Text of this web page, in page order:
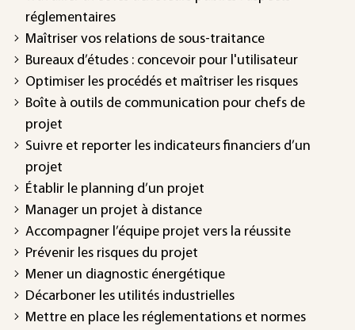
réglementaires
Maîtriser vos relations de sous-traitance
Bureaux d’études : concevoir pour l'utilisateur
Optimiser les procédés et maîtriser les risques
Boîte à outils de communication pour chefs de
projet
Suivre et reporter les indicateurs financiers d’un
projet
Établir le planning d’un projet
Manager un projet à distance
Accompagner l’équipe projet vers la réussite
Prévenir les risques du projet
Mener un diagnostic énergétique
Décarboner les utilités industrielles
Mettre en place les réglementations et normes